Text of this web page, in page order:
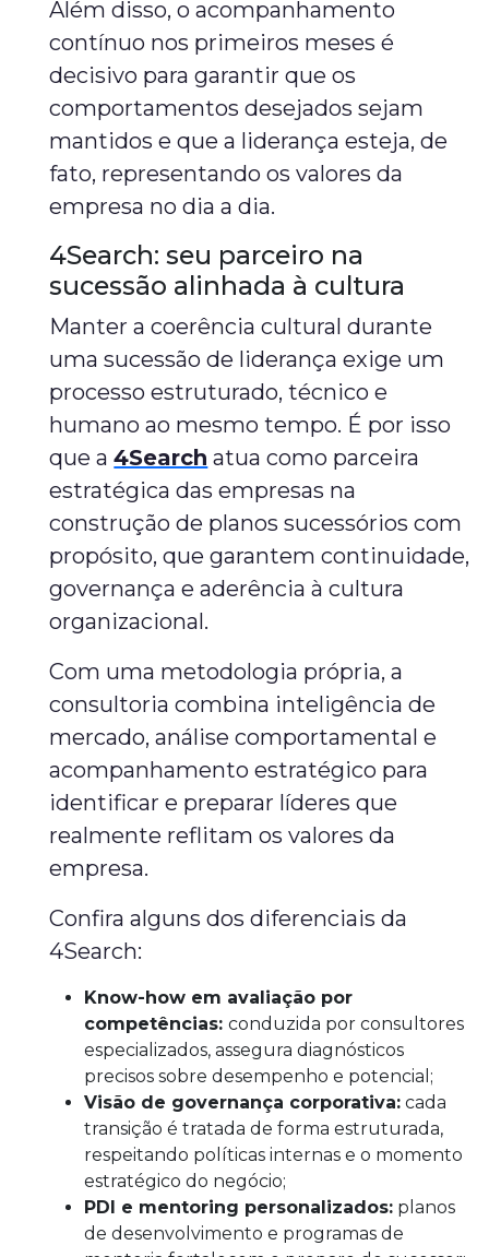
Além disso, o acompanhamento
contínuo nos primeiros meses é
decisivo para garantir que os
comportamentos desejados sejam
mantidos e que a liderança esteja, de
fato, representando os valores da
empresa no dia a dia.
4Search: seu parceiro na
sucessão alinhada à cultura
Manter a coerência cultural durante
uma sucessão de liderança exige um
processo estruturado, técnico e
humano ao mesmo tempo. É por isso
que a4Search atua como parceira
estratégica das empresas na
construção de planos sucessórios com
propósito, que garantem continuidade,
governança e aderência à cultura
organizacional.
Com uma metodologia própria, a
consultoria combina inteligência de
mercado, análise comportamental e
acompanhamento estratégico para
identificar e preparar líderes que
realmente reflitam os valores da
empresa.
Confira alguns dos diferenciais da
4Search:
Know-how em avaliação por
competências:conduzida por consultores
especializados, assegura diagnósticos
precisos sobre desempenho e potencial;
Visão de governança corporativa: cada
transição é tratada de forma estruturada,
respeitando políticas internas e o momento
estratégico do negócio;
PDI e mentoring personalizados: planos
de desenvolvimento e programas de